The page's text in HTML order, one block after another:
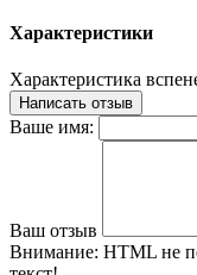
Характеристики
Характеристика
Написать отзыв
Ваше имя:
Ваш отзыв
Внимание: HTML не